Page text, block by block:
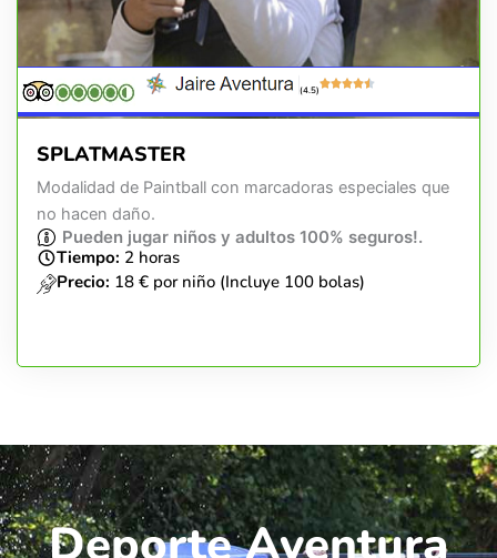
(4.5)
SPLATMASTER
Modalidad de Paintball con marcadoras especiales que
no hacen daño.
Pueden jugar niños y adultos 100% seguros!.
Tiempo: 2 horas
Precio: 18 € por niño (Incluye 100 bolas)
Deporte Aventura